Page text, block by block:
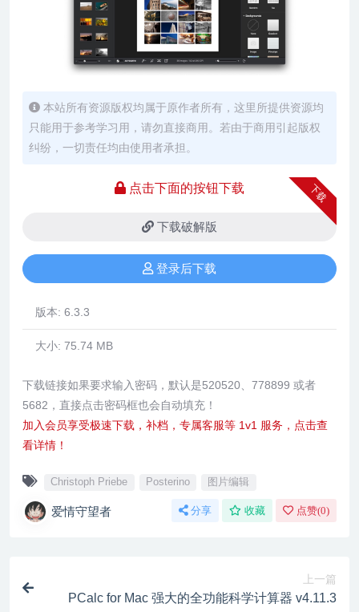
本站所有资源版权均属于原作者所有，这里所提供资源均
只能用于参考学习用，请勿直接商用。若由于商用引起版权
纠纷，一切责任均由使用者承担。
下载
点击下面的按钮下载
下载破解版
登录后下载
版本: 6.3.3
大小: 75.74 MB
下载链接如果要求输入密码，默认是520520、778899 或者
5682，直接点击密码框也会自动填充！
加入会员享受极速下载，补档，专属客服等 1v1 服务，点击查
看详情！
Christoph Priebe Posterino 图片编辑
爱情守望者 分享 收藏 点赞(0)
上一篇
PCalc for Mac 强大的全功能科学计算器 v4.11.3